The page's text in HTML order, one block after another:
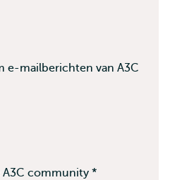
e-mailberichten van A3C
A3C community *